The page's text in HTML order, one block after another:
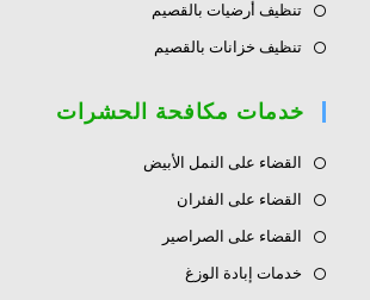
تنظيف أرضيات بالقصيم
تنظيف خزانات بالقصيم
خدمات مكافحة الحشرات
القضاء على النمل الأبيض
القضاء على الفئران
القضاء على الصراصير
خدمات إبادة الوزغ